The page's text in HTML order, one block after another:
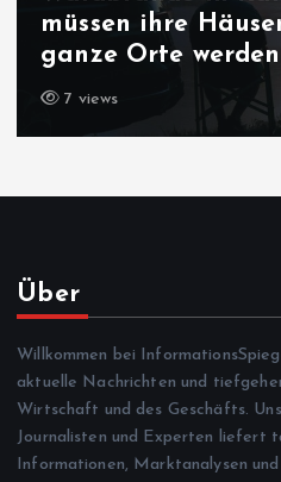
müssen ihre
ganze Orte
7 views
Über
Willkommen bei
aktuelle Nachrichten und
Wirtschaft und des Geschäfts.
Journalisten und Experten liefert
Informationen, Marktanalysen